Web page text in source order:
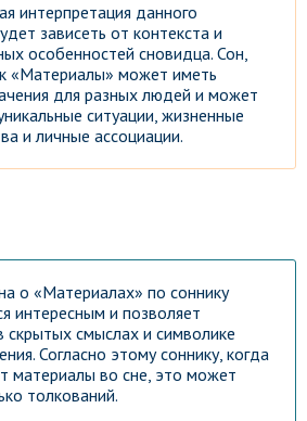
интерпретация данного
зависеть от контекста и
особенностей сновидца. Сон,
«Материалы» может иметь
для разных людей и может
ситуации, жизненные
и личные ассоциации.
о «Материалах» по соннику
интересным и позволяет
скрытых смыслах и символике
Согласно этому соннику, когда
материалы во сне, это может
толкований.